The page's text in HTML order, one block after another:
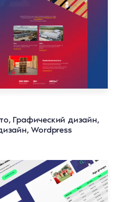
Графический дизайн,
Wordpress